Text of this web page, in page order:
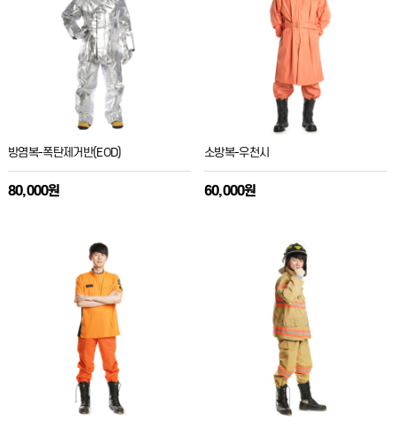
방염복-폭탄제거반(EOD)
80,000원
소방복-우천시
60,000원